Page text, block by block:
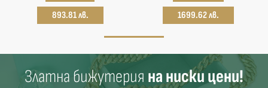
893.81 лв.
1699.62 лв.
Златна бижутерия на ниски цени!